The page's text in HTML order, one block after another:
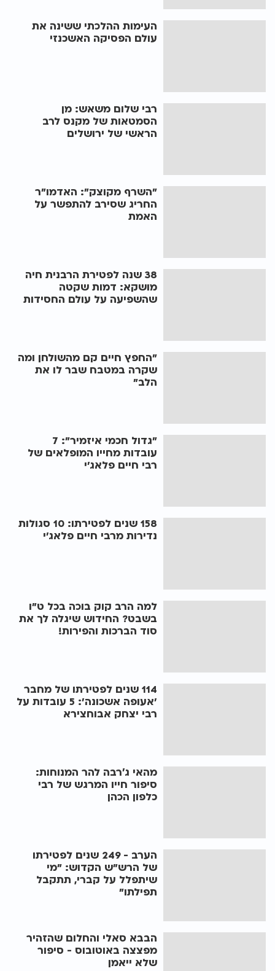
העימות ההלכתי ששינה את
עולם הפסיקה האשכנזי
רבי שלום משאש: מן
הסמטאות של מקנס לרב
הראשי של ירושלים
"השרף מקוצק": האדמו"ר
החריג שסירב להתפשר על
האמת
38 שנה לפטירת הרבנית חיה
מושקא: דמות שקטה
שהשפיעה על עולם החסידות
"החפץ חיים קם מהשולחן ומה
שקרה במטבח שבר לו את
הלב"
"גדול חכמי איזמיר": 7
עובדות מחייו המופלאים של
רבי חיים פלאג'י
158 שנים לפטירתו: 10 סגולות
נדירות מרבי חיים פלאג’י
למה הרב קוק בוכה בכל ט"ו
בשבט? החידוש שיגלה לך את
סוד הברכות והפירות!
114 שנים לפטירתו של מחבר
'אעופה אשכונה': 5 עובדות על
רבי יצחק אבוחצירא
מהאי ג׳רבה להר המנוחות:
סיפור חייו המרגש של רבי
כלפון הכהן
הערב - 249 שנים לפטירתו
של הרש"ש הקדוש: "מי
שיתפלל על קברי, תתקבל
תפילתו"
הבבא סאלי והחלום שהזהיר
מפצצה באוטובוס - סיפור
שלא ייאמן